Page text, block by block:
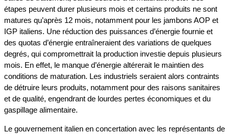
étapes peuvent durer plusieurs mois et certains produits ne sont
matures qu’après 12 mois, notamment pour les jambons AOP et
IGP italiens. Une réduction des puissances d’énergie fournie et
des quotas d’énergie entraîneraient des variations de quelques
degrés, qui compromettrait la production investie depuis plusieurs
mois. En effet, le manque d’énergie altérerait le maintien des
conditions de maturation. Les industriels seraient alors contraints
de détruire leurs produits, notamment pour des raisons sanitaires
et de qualité, engendrant de lourdes pertes économiques et du
gaspillage alimentaire.
Le gouvernement italien en concertation avec les représentants de